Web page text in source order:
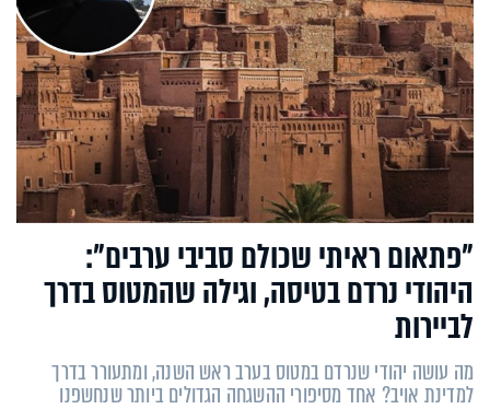
"פתאום ראיתי שכולם סביבי ערבים":
היהודי נרדם בטיסה, וגילה שהמטוס בדרך
לביירות
מה עושה יהודי שנרדם במטוס בערב ראש השנה, ומתעורר בדרך
למדינת אויב? אחד מסיפורי ההשגחה הגדולים ביותר שנחשפנו